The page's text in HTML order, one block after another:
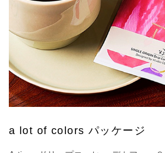
a lot of colors パッケージ